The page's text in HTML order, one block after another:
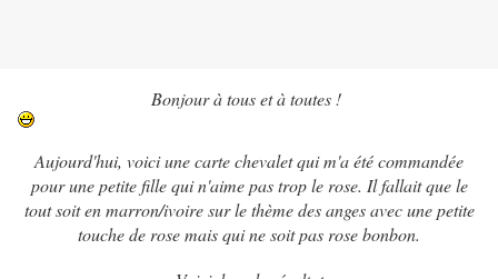
Bonjour à tous et à toutes !
Aujourd'hui, voici une carte chevalet qui m'a été commandée
pour une petite fille qui n'aime pas trop le rose. Il fallait que le
tout soit en marron/ivoire sur le thème des anges avec une petite
touche de rose mais qui ne soit pas rose bonbon.